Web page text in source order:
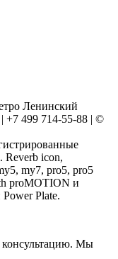
Ленинский
+7 499 714-55-88 | ©
Reverb icon,
my7, pro5, pro5
proMOTION и
Plate.
консультацию. Мы